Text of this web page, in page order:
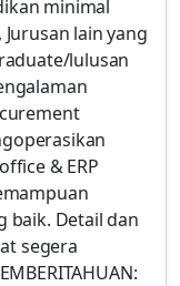
minimal
lain yang
lulusan
& ERP
baik. Detail dan
segera